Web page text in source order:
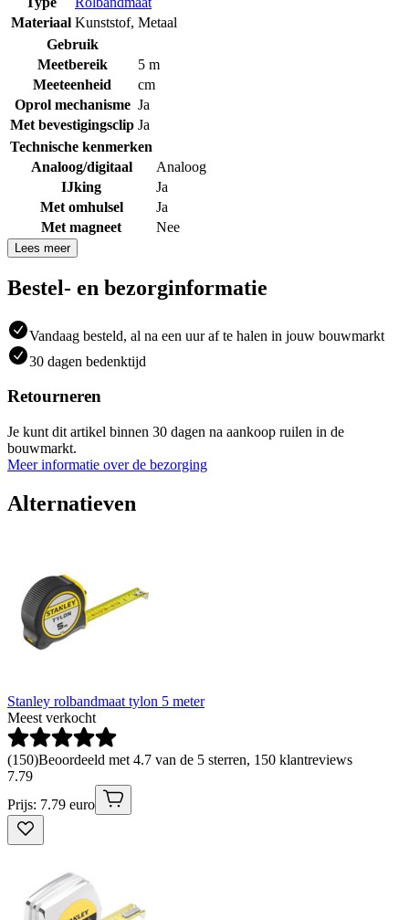
Materiaal Kunststof, Metaal
Gebruik
Meetbereik
5 m
Meeteenheid
cm
Oprol mechanisme Ja
Met bevestigingsclip Ja
Technische kenmerken
Analoog/digitaal
Analoog
IJking
Ja
Met omhulsel
Ja
Met magneet
Nee
Lees meer
Bestel- en bezorginformatie
Vandaag besteld, al na een uur af te halen in jouw bouwmarkt
30 dagen bedenktijd
Retourneren
Je kunt dit artikel binnen 30 dagen na aankoop ruilen in de
bouwmarkt.
Meer informatie over de bezorging
Alternatieven
Stanley rolbandmaat tylon 5 meter
Meest verkocht
(150)Beoordeeld met 4.7 van de 5 sterren, 150 klantreviews
7.79
Prijs: 7.79 euro